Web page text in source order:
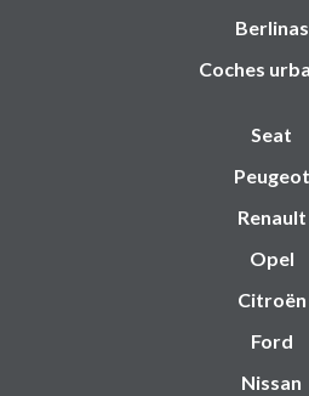
Berlinas
Coches
Seat
Peugeot
Renault
Opel
Citroën
Ford
Nissan